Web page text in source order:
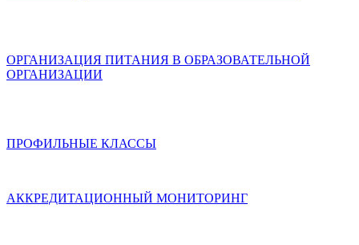
ОРГАНИЗАЦИЯ ПИТАНИЯ В ОБРАЗОВАТЕЛЬНОЙ
ОРГАНИЗАЦИИ
ПРОФИЛЬНЫЕ КЛАССЫ
АККРЕДИТАЦИОННЫЙ МОНИТОРИНГ